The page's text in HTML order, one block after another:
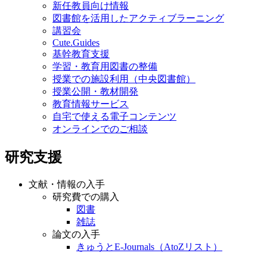
新任教員向け情報
図書館を活用したアクティブラーニング
講習会
Cute.Guides
基幹教育支援
学習・教育用図書の整備
授業での施設利用（中央図書館）
授業公開・教材開発
教育情報サービス
自宅で使える電子コンテンツ
オンラインでのご相談
研究支援
文献・情報の入手
研究費での購入
図書
雑誌
論文の入手
きゅうとE-Journals（AtoZリスト）